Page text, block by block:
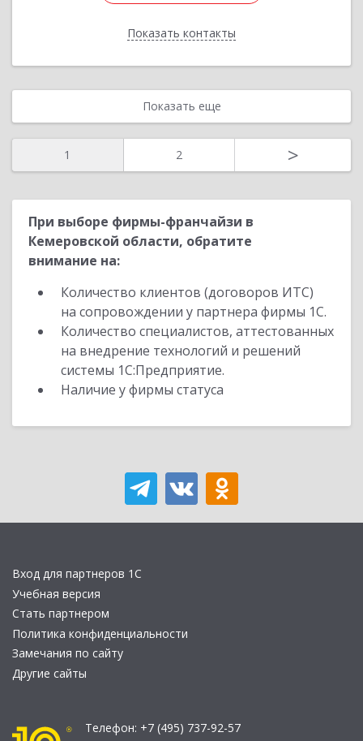
Показать контакты
Назад
Показать еще
1 2 >
При выборе фирмы-франчайзи в
Кемеровской области, обратите
внимание на:
Количество клиентов (договоров ИТС)
на сопровождении у партнера фирмы 1С.
Количество специалистов, аттестованных
на внедрение технологий и решений
системы 1С:Предприятие.
Наличие у фирмы статуса
Вход для партнеров 1С
Учебная версия
Стать партнером
Политика конфиденциальности
Замечания по сайту
Другие сайты
Телефон: +7 (495) 737-92-57